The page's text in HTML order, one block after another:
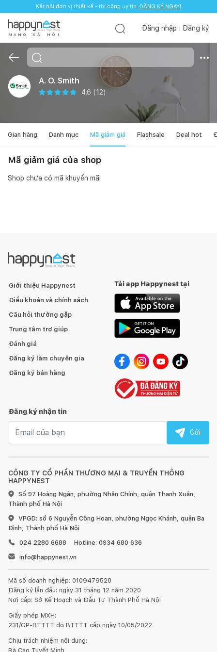
Kết nối đơn vị thiết kế - thi công uy tín. ĐĂNG KÝ NGAY!
M Ạ N G X Ã H Ộ I
Đăng nhập Đăng ký
A. O. Smith
4.6 (12)
Gian hàng Danh mục Mã giảm giá Flashsale Deal hot
Mã giảm giá của shop
Shop chưa có mã khuyến mãi
CÔNG TY CỔ PHẦN THƯƠNG MẠI & TRUYỀN THÔNG
HAPPYNEST
Số 97 Hoàng Ngân, phường Nhân Chính, quận Thanh Xuân,
Thành phố Hà Nội
VPGD: số 6 Nguyễn Công Hoan, phường Ngọc Khánh, quận Ba
Đình, Thành phố Hà Nội
024 2280 6688
Hotline: 0934 680 636
info@happynest.vn
Mã số doanh nghiệp: 0109479528
Đăng ký lần đầu: ngày 31 tháng 12 năm 2020
Nơi cấp: Sở Kế Hoạch và Đầu Tư Thành Phố Hà Nội
Giấy phép MXH:
231/GP-BTTTT do BTTTT cấp ngày 10/05/2022
Chịu trách nhiệm nội dung:
Bà Cao Tuyết Minh
Giới thiệu Happynest
Điều khoản và chính sách
Câu hỏi thường gặp
Trung tâm trợ giúp
Đánh giá
Đăng ký làm chuyên gia
Đăng ký bán hàng
Tải app Happynest tại
Đăng ký nhận tin
Gửi